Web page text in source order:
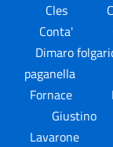
Cles
Conta'
Dimaro
paganella
Fornace
Giustino
Lavarone